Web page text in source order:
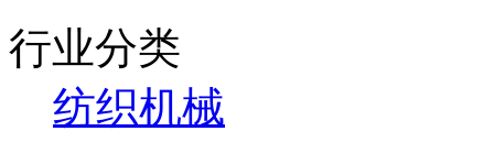
行业分类
纺织机械